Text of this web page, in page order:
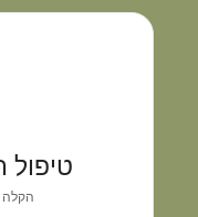
טיפול
הקלה
גישה רפואית